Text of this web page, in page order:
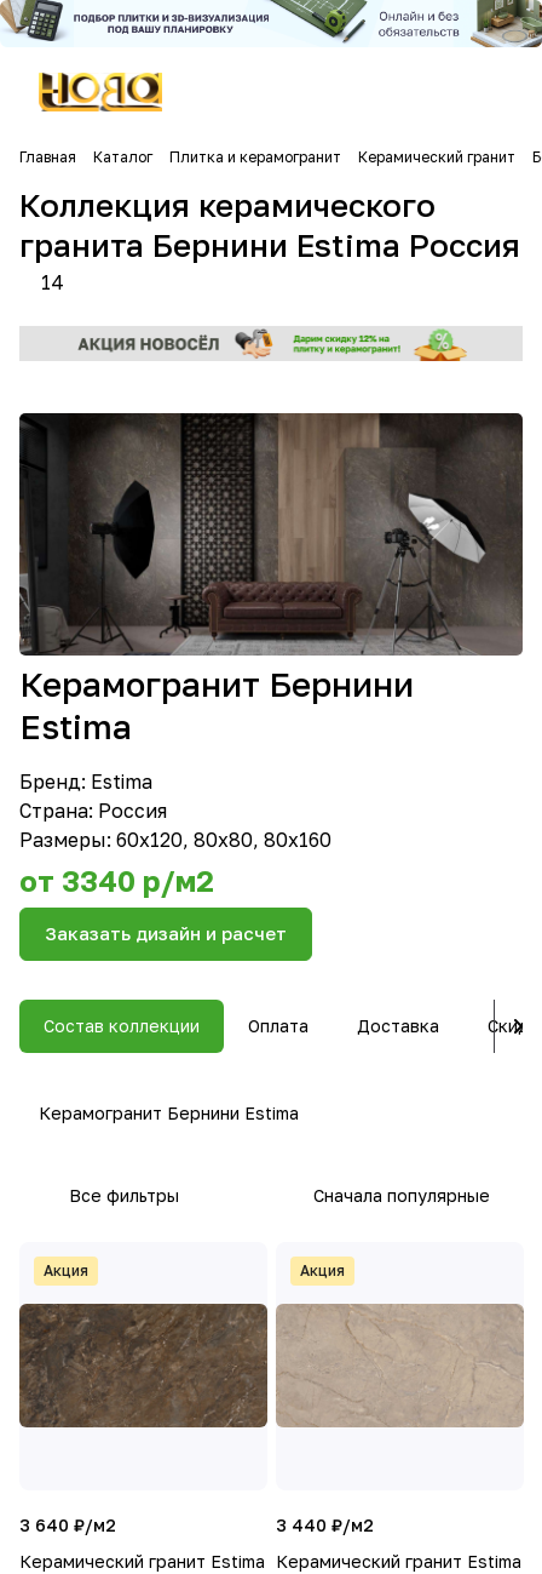
Главная Каталог Плитка и керамогранит Керамический гранит
Коллекция керамического
гранита Бернини Estima Россия
14
Керамогранит Бернини
Estima
Бренд: Estima
Страна: Россия
Размеры: 60х120, 80х80, 80х160
от 3340 р/м2
Заказать дизайн и расчет
Состав коллекции Оплата Доставка
Керамогранит Бернини Estima
Все фильтры Сначала популярные
Акция
3 640 ₽/м2
Керамический гранит Estima
Акция
3 440 ₽/м2
Керамический гранит Estima